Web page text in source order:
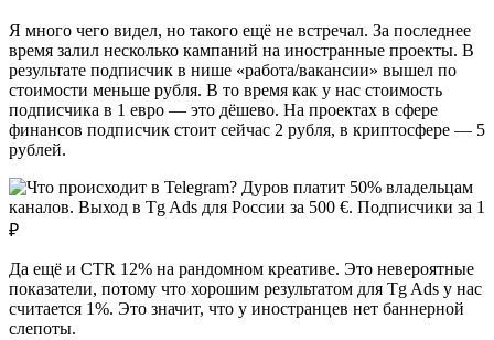
Я много чего видел, но такого ещё не встречал. За последнее
время залил несколько кампаний на иностранные проекты. В
результате подписчик в нише «работа/вакансии» вышел по
стоимости меньше рубля. В то время как у нас стоимость
подписчика в 1 евро — это дёшево. На проектах в сфере
финансов подписчик стоит сейчас 2 рубля, в криптосфере — 5
рублей.
Да ещё и CTR 12% на рандомном креативе. Это невероятные
показатели, потому что хорошим результатом для Tg Ads у нас
считается 1%. Это значит, что у иностранцев нет баннерной
слепоты.